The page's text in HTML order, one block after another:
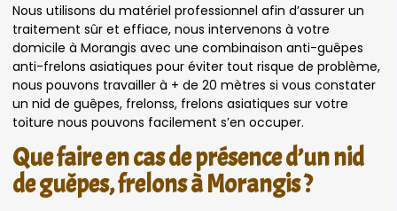
Nous utilisons du matériel professionnel afin d’assurer un
traitement sûr et effiace, nous intervenons à votre
domicile à Morangis avec une combinaison anti-guêpes
anti-frelons asiatiques pour éviter tout risque de problème,
nous pouvons travailler à + de 20 mètres si vous constater
un nid de guêpes, frelonss, frelons asiatiques sur votre
toiture nous pouvons facilement s’en occuper.
Que faire en cas de présence d’un nid
de guêpes, frelons à Morangis ?